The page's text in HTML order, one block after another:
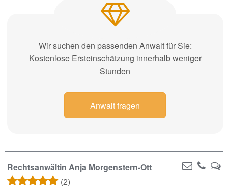
Wir suchen den passenden Anwalt für Sie:
Kostenlose Ersteinschätzung innerhalb weniger
Stunden
Anwalt fragen
Rechtsanwältin Anja Morgenstern-Ott
(2)